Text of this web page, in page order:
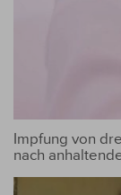
Impfung von
nach